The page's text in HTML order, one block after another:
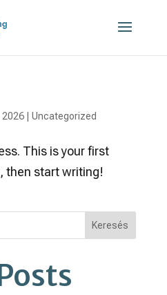
2026| Uncategorized
This is your first
then start writing!
Keresés